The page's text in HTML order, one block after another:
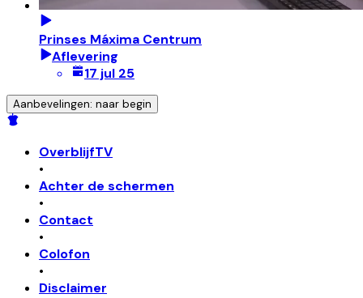
Prinses Máxima Centrum
Aflevering
17 jul 25
Aanbevelingen: naar begin
OverblijfTV
•
Achter de schermen
•
Contact
•
Colofon
•
Disclaimer